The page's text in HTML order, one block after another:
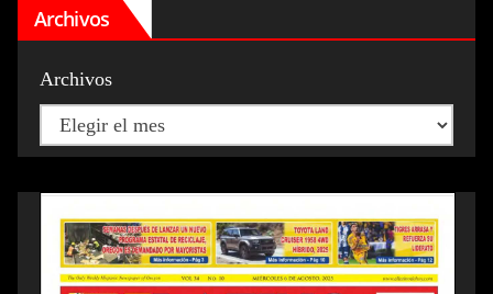
Archivos
Archivos